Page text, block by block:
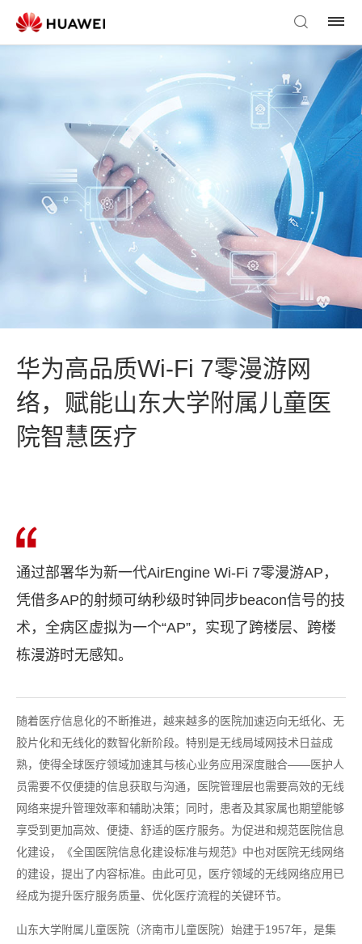
华为高品质Wi‑Fi 7零漫游网
络，赋能山东大学附属儿童医
院智慧医疗
通过部署华为新一代AirEngine Wi-Fi 7零漫游AP，
凭借多AP的射频可纳秒级时钟同步beacon信号的技
术，全病区虚拟为一个“AP”，实现了跨楼层、跨楼
栋漫游时无感知。
随着医疗信息化的不断推进，越来越多的医院加速迈向无纸化、无
胶片化和无线化的数智化新阶段。特别是无线局域网技术日益成
熟，使得全球医疗领域加速其与核心业务应用深度融合——医护人
员需要不仅便捷的信息获取与沟通，医院管理层也需要高效的无线
网络来提升管理效率和辅助决策；同时，患者及其家属也期望能够
享受到更加高效、便捷、舒适的医疗服务。为促进和规范医院信息
化建设，《全国医院信息化建设标准与规范》中也对医院无线网络
的建设，提出了内容标准。由此可见，医疗领域的无线网络应用已
经成为提升医疗服务质量、优化医疗流程的关键环节。
山东大学附属儿童医院（济南市儿童医院）始建于1957年，是集